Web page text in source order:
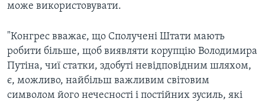
може використовувати.
"Конгрес вважає, що Сполучені Штати мають
робити більше, щоб виявляти корупцію Володимира
Путіна, чиї статки, здобуті невідповідним шляхом,
є, можливо, найбільш важливим світовим
символом його нечесності і постійних зусиль, які